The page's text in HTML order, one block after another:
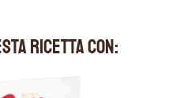
RICETTA CON: